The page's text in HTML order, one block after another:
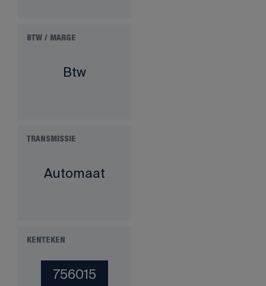
BTW / MARGE
Btw
TRANSMISSIE
Automaat
KENTEKEN
756015